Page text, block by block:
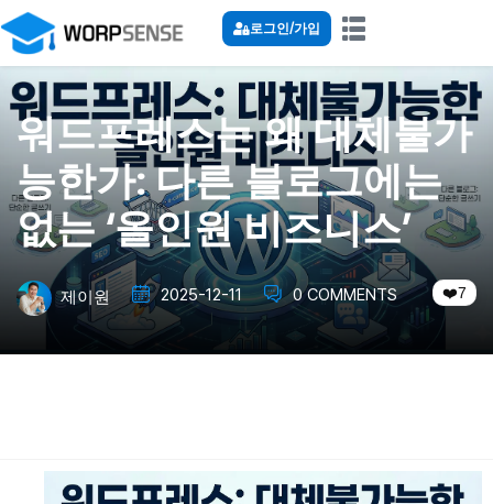
로그인/가입
워드프레스는 왜 대체불가
능한가: 다른 블로그에는
없는 ‘올인원 비즈니스’
제이원 2025-12-11 0 COMMENTS 7